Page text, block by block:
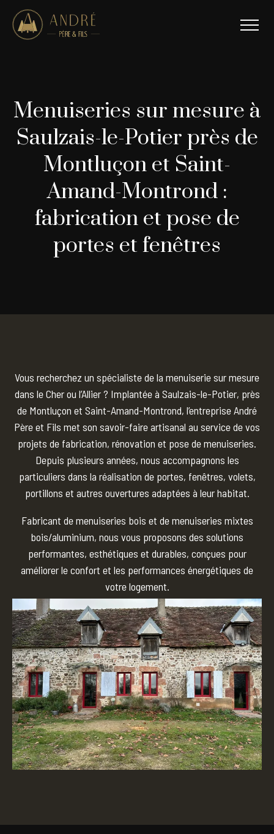
Menuiseries sur mesure à
Saulzais-le-Potier près de
Montluçon et Saint-
Amand-Montrond :
fabrication et pose de
portes et fenêtres
Vous recherchez un spécialiste de la menuiserie sur mesure
dans le Cher ou l’Allier ? Implantée à Saulzais-le-Potier, près
de Montluçon et Saint-Amand-Montrond, l’entreprise André
Père et Fils met son savoir-faire artisanal au service de vos
projets de fabrication, rénovation et pose de menuiseries.
Depuis plusieurs années, nous accompagnons les
particuliers dans la réalisation de portes, fenêtres, volets,
portillons et autres ouvertures adaptées à leur habitat.
Fabricant de menuiseries bois et de menuiseries mixtes
bois/aluminium, nous vous proposons des solutions
performantes, esthétiques et durables, conçues pour
améliorer le confort et les performances énergétiques de
votre logement.